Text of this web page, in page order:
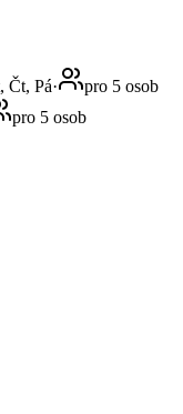
Čt, Pá·
pro 5 osob
pro 5 osob